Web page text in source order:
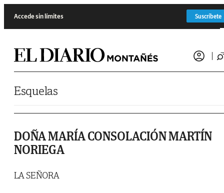
Accede sin límites Suscríbete
Esquelas
DOÑA MARÍA CONSOLACIÓN MARTÍN
NORIEGA
LA SEÑORA